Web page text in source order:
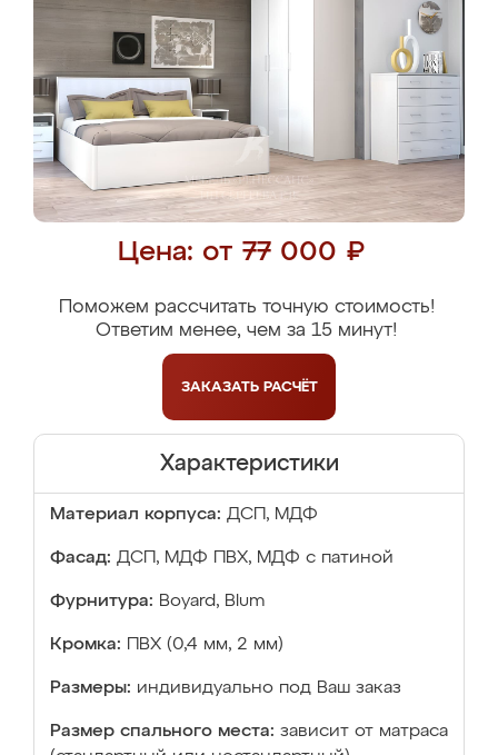
Цена: от 77 000 ₽
Поможем рассчитать точную стоимость!
Ответим менее, чем за 15 минут!
ЗАКАЗАТЬ РАСЧЁТ
Характеристики
Материал корпуса: ДСП, МДФ
Фасад: ДСП, МДФ ПВХ, МДФ с патиной
Фурнитура: Boyard, Blum
Кромка: ПВХ (0,4 мм, 2 мм)
Размеры: индивидуально под Ваш заказ
Размер спального места: зависит от матраса